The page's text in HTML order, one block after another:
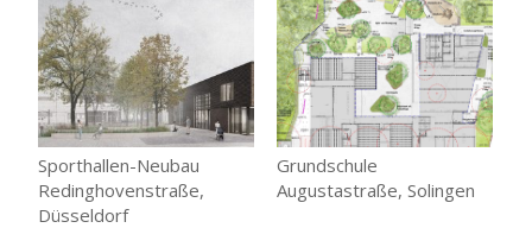
Sporthallen-Neubau
Redinghovenstraße,
Düsseldorf
Grundschule
Augustastraße, Solingen